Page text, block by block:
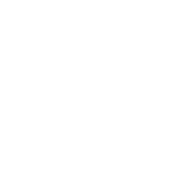
do Salesforce sobre como